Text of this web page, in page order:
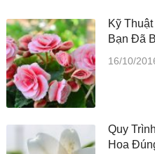
Kỹ
Bạn Đã
16/10/
Quy
Hoa